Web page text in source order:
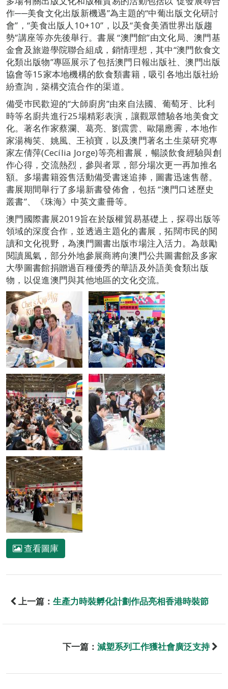
作──美食文化出版新機遇”為主題的“中葡出版文化研討
會”，“美食出版人10+10”，以及“美食美酒世界出版趨
勢”講座等亦先後舉行。書展 “澳門館”由文化局、澳門基
金會及旅遊學院聯合組成，銷情理想，其中“澳門飲食文
化類出版物”專區展示了包括澳門日報出版社、澳門出版
協會等15家本地機構的飲食類書籍，吸引各地出版社紛
紛查詢，築構交流合作的渠道。
備受巿民歡迎的“大師廚房”由來自法國、葡萄牙、比利
時等名廚共進行25場精彩表演，讓觀眾體驗各地美食文
化。著名作家蔡瀾、葛亮、劉震雲、歐陽應霽，本地作
家湯梅笑、姚風、王禎寶，以及澳門著名土生菜研究專
家左倩萍(Cecília Jorge)等亮相書展，暢談飲食經驗與創
作心得，交流熱烈，參與者眾，部分場次更一再加推名
額。多場書籍簽售活動備受書迷追捧，圖書迅速售罄。
書展期間舉行了多場新書發佈會，包括 “澳門口述歷史
叢書”、《珠海》中英文畫冊等。
澳門國際書展2019旨在於版權貿易基礎上，探尋出版等
領域的深度合作，並透過主題化的書展，拓闊巿民的閱
讀和文化視野，為澳門圖書出版巿場注入活力。為鼓勵
閱讀風氣，部分外地參展商將向澳門公共圖書館及多家
大學圖書館捐贈過百種優秀的華語及外語美食類出版
物，以促進澳門與其他地區的文化交流。
查看圖庫
上一篇： 生產力時裝孵化計劃作品亮相香港時裝節
下一篇： 減塑系列工作獲社會廣泛支持